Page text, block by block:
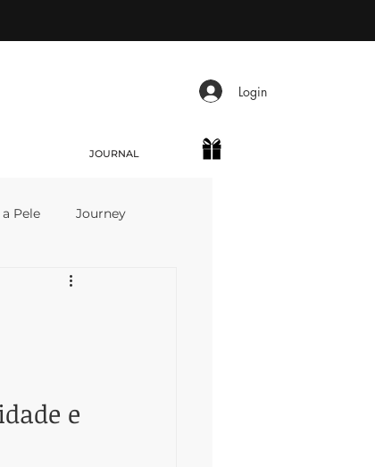
Login
JOURNAL
Pele Journey
e